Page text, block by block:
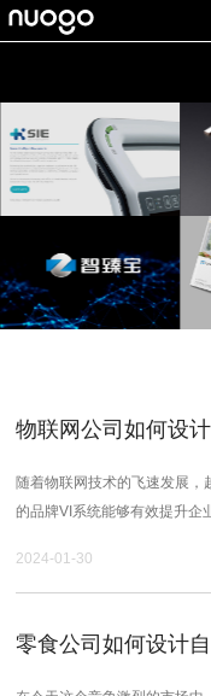
能
计,科技公
设计
,电子VI设
册设计
意宝
家居品牌设
LOGO设
南方
智能科技VI设
LOGO设
物联网公司如何设
随着物联网技术的飞速发展，
的品牌VI系统能够有效提升企
2024-01-30
零食公司如何设计